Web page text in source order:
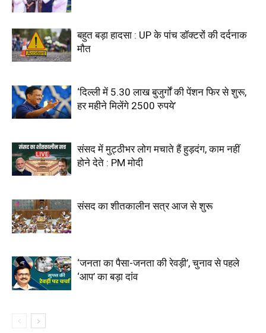
बहुत बड़ा हादसा : UP के पांच डॉक्टरों की दर्दनाक
मौत
‘दिल्ली में 5.30 लाख बुजुर्गों की पेंशन फिर से शुरू,
हर महीने मिलेंगे 2500 रुपये’
संसद में मुट्ठीभर लोग मचाते हैं हुड़दंग, काम नहीं
होने देते : PM मोदी
संसद का शीतकालीन सत्र आज से शुरू
‘जनता का पैसा-जनता की रेवड़ी’, चुनाव से पहले
‘आप’ का बड़ा दांव